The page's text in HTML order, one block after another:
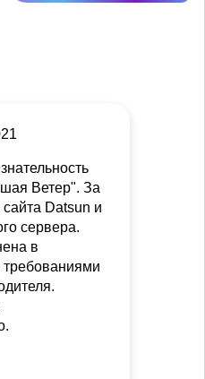
Ветер". За
Datsun и
сервера.
в
требованиями